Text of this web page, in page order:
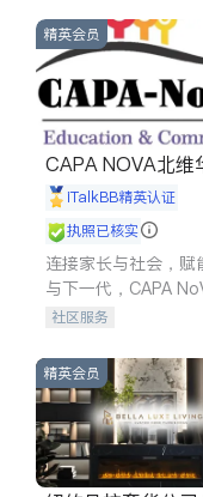
建筑合同、刑事案件
信托/遗嘱
商业
索赔
律师-其它
精英会员
CAPA NOVA北维
长会iTalkBB精英认证
执照已核实
连接家长与社会，赋
与下一代，CAPA
携手建设包容、公平
社区服务
精英会员